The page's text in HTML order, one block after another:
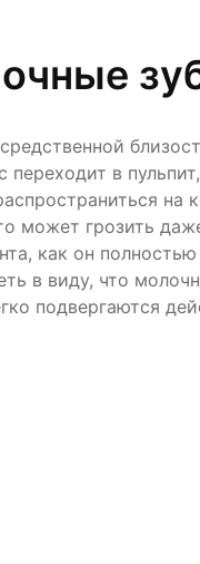
в
на
может грозить
как он полностью
в виду, что
подвергаются